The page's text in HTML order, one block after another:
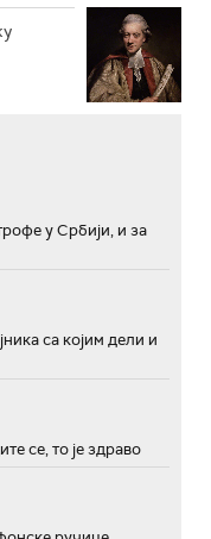
у Србији, и за
са којим дели и
се, то је здраво